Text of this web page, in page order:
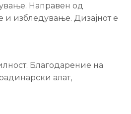
Направен од
избледување. Дизајнот е
Благодарение на
алат,